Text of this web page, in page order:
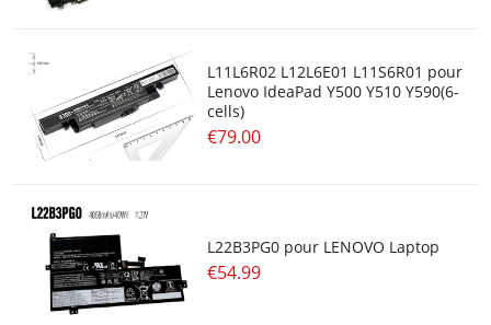
L11L6R02 L12L6E01 L11S6R01 pour
Lenovo IdeaPad Y500 Y510 Y590(6-
cells)
€79.00
L22B3PG0 pour LENOVO Laptop
€54.99